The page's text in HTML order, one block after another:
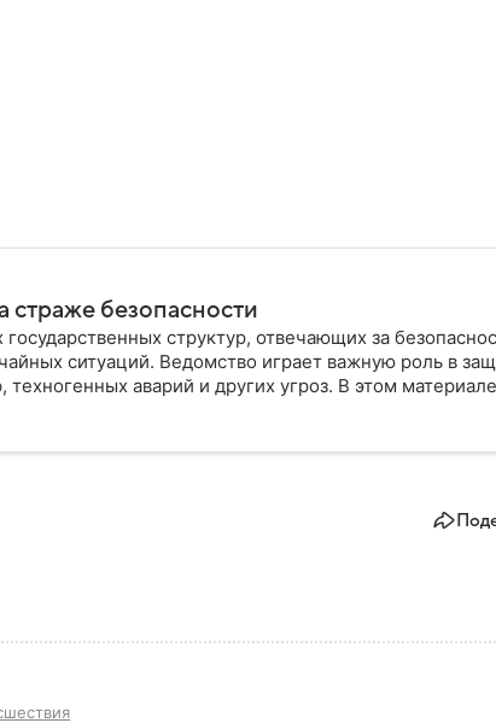
безопасности
структур, отвечающих за
ситуаций. Ведомство играет важную роль в
аварий и других угроз. В этом материале
МЧС, как оно устроено, какие задачи выполняет и